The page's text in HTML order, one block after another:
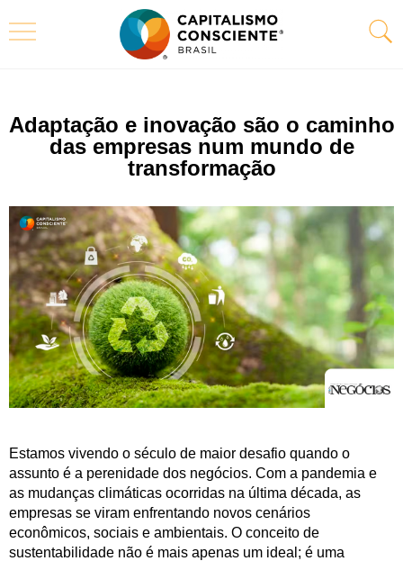
Adaptação e inovação são o caminho
das empresas num mundo de
transformação
Estamos vivendo o século de maior desafio quando o
assunto é a perenidade dos negócios. Com a pandemia e
as mudanças climáticas ocorridas na última década, as
empresas se viram enfrentando novos cenários
econômicos, sociais e ambientais. O conceito de
sustentabilidade não é mais apenas um ideal; é uma